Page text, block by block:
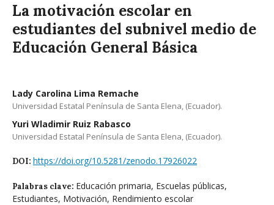
La motivación escolar en
estudiantes del subnivel medio de
Educación General Básica
Lady Carolina Lima Remache
Universidad Estatal Península de Santa Elena, (Ecuador).
Yuri Wladimir Ruiz Rabasco
Universidad Estatal Península de Santa Elena, (Ecuador).
DOI: https://doi.org/10.5281/zenodo.17926022
Palabras clave: Educación primaria, Escuelas públicas,
Estudiantes, Motivación, Rendimiento escolar